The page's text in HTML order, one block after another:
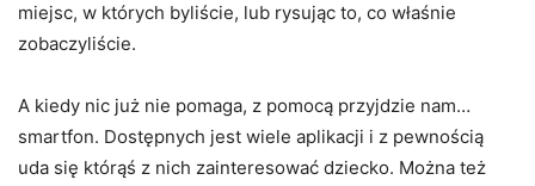
miejsc, w których byliście, lub rysując to, co właśnie
zobaczyliście.
A kiedy nic już nie pomaga, z pomocą przyjdzie nam…
smartfon. Dostępnych jest wiele aplikacji i z pewnością
uda się którąś z nich zainteresować dziecko. Można też